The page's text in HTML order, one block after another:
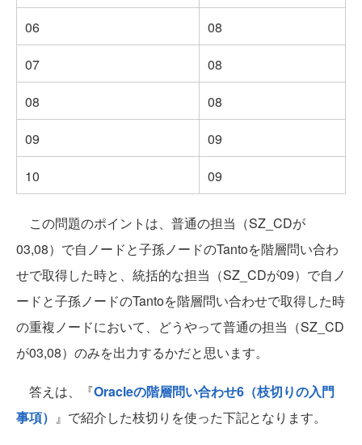
06
08
07
08
08
08
09
09
10
09
この問題のポイントは、普通の担当（SZ_CDが
03,08）で自ノードと子孫ノードのTantoを階層問い合わ
せで取得した時と、統括的な担当（SZ_CDが09）で自ノ
ードと子孫ノードのTantoを階層問い合わせで取得した時
の重複ノードにおいて、どうやって普通の担当（SZ_CD
が03,08）のみを出力するかだと思います。
答えは、『Oracleの階層問い合わせ6（枝切りの入門
事項） 』で紹介した枝切りを使った下記となります。